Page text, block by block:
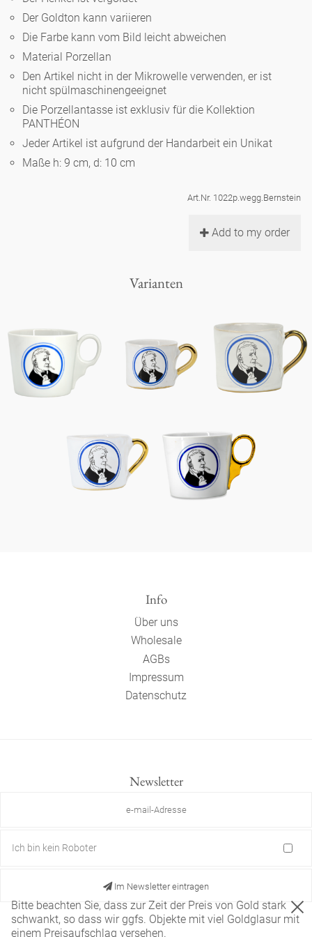
Porzellan
Humor
klassische Musiker
zeitgenössische Musiker
Kleine Kaffeetasse 'Glam'
Espressotassen 'Glam'
Runde Teller - weiß
Ovale Teller - weiß
Runde Teller 'de Luxe'
Tiefe Teller - weiß
Ovale Teller 'de Luxe'
Lange Teller 'de Luxe'
Teekanne
Vasen 'de Luxe'
Fressnapf
Goldener Käfig
Schalen 'de Luxe'
Hors d'Œvre
Hände und Füße
Bad
Schnickschnack
Präsentation
Räucherstäbchenhalter
Unpraktisch
Spielen
Dies & Das
Buchstaben
Figuren
Porzellanfiguren
Alices Schachspiel 'de Luxe'
Der Goldton kann variieren
Die Farbe kann vom Bild leicht abweichen
Material Porzellan
Den Artikel nicht in der Mikrowelle verwenden, er ist
nicht spülmaschinengeeignet
Die Porzellantasse ist exklusiv für die Kollektion
PANTHÉON
Jeder Artikel ist aufgrund der Handarbeit ein Unikat
Maße h: 9 cm, d: 10 cm
Art.Nr. 1022p.wegg.Bernstein
Add to my order
Varianten
Info
Über uns
Wholesale
AGBs
Impressum
Datenschutz
Newsletter
Ich bin kein Roboter
Im Newsletter eintragen
Diese Website verwendet nur technisch notwendige
Bitte beachten Sie, dass zur Zeit der Preis von Gold stark
schwankt, so dass wir ggfs. Objekte mit viel Goldglasur mit
einem Preisaufschlag versehen.